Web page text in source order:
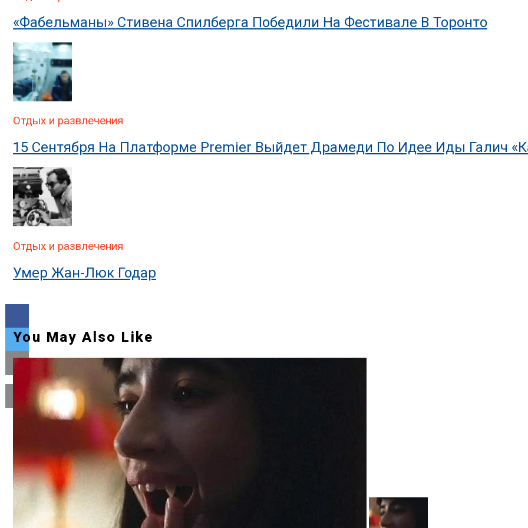
«Фабельманы» Стивена Спилберга Победили На Фестивале В Торонто
Отдых и развлечения
15 Сентября На Платформе Premier Выйдет Драмеди По Идее Иды Галич
Отдых и развлечения
Умер Жан-Люк Годар
Flipboard
Reddit
Pinterest
Whatsapp
Whatsapp
You May Also Like